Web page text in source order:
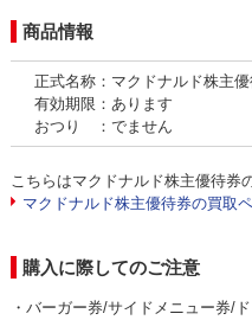
商品情報
正式名称：マクドナルド株主
有効期限：あります
おつり ：でません
こちらはマクドナルド株主優待券
マクドナルド株主優待券の買取
購入に際してのご注意
・バーガー券/サイドメニュー券/